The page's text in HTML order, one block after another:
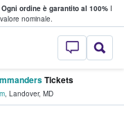
Ogni ordine è garantito al 100%I
nominale.
StubHub - Dove
biglietti
Tickets
, Landover, MD